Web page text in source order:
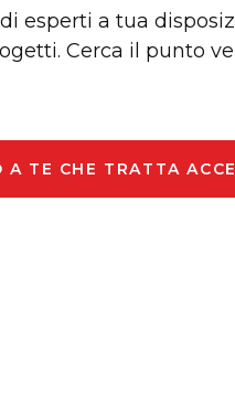
esperti a tua
Cerca il punto
TE CHE TRATTA